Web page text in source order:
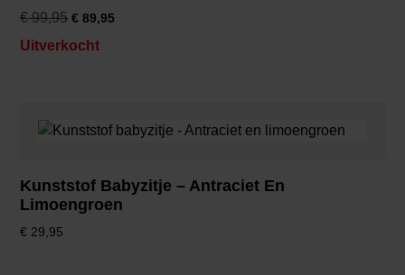
€99,95 € 89,95
Uitverkocht
Kunststof Babyzitje – Antraciet En
Limoengroen
€ 29,95